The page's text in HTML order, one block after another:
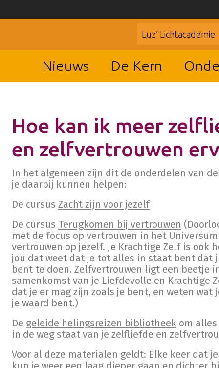
Luz’ Lichtacademie
Nieuws De Kern
Hoe kan ik meer
en zelfvertrouwen
In het algemeen zijn dit de onderdelen van
je daarbij kunnen helpen:
De cursus Zacht zijn voor jezelf
De cursus Terugkomen bij vertrouwen
met de focus op vertrouwen in het
vertrouwen op jezelf. Je Krachtige Zelf is ook
jou dat weet dat je tot alles in staat bent dat
bent te doen. Zelfvertrouwen ligt een beetje
samenkomst van je Liefdevolle en Krachtige
dat je er mag zijn zoals je bent, en weten wat
je waard bent.)
De geleide helingsreizen bibliotheek om
in de weg staat van je zelfliefde en
Voor al deze materialen geldt: Elke keer dat
kun je weer een laag dieper gaan en dichter